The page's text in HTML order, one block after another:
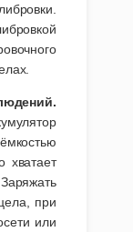
хватает
при
или